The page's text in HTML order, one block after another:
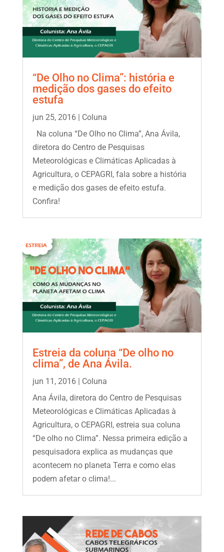
“De Olho no Clima”: história e
medição dos gases do efeito
estufa
jun 25, 2016| Coluna
Na coluna “De Olho no Clima”, Ana Ávila,
diretora do Centro de Pesquisas
Meteorológicas e Climáticas Aplicadas à
Agricultura, o CEPAGRI, fala sobre a história
e medição dos gases de efeito estufa.
Confira!
Estreia da coluna “De olho no
clima”, de Ana Ávila.
jun 11, 2016| Coluna
Ana Ávila, diretora do Centro de Pesquisas
Meteorológicas e Climáticas Aplicadas à
Agricultura, o CEPAGRI, estreia sua coluna
“De olho no Clima”. Nessa primeira edição a
pesquisadora explica as mudanças que
acontecem no planeta Terra e como elas
podem afetar o clima!...